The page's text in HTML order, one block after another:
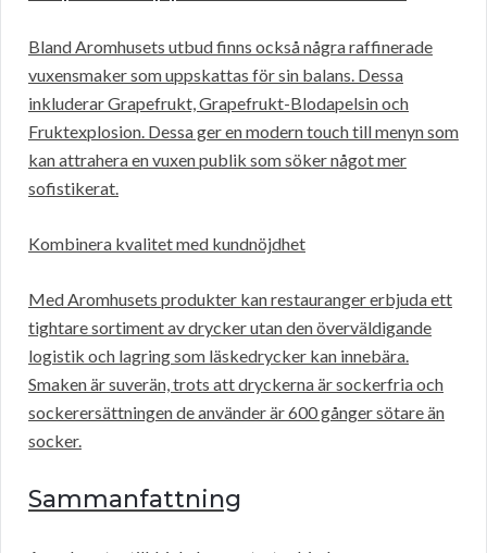
Bland Aromhusets utbud finns också några raffinerade
vuxensmaker som uppskattas för sin balans. Dessa
inkluderar Grapefrukt, Grapefrukt-Blodapelsin och
Fruktexplosion. Dessa ger en modern touch till menyn som
kan attrahera en vuxen publik som söker något mer
sofistikerat.
Kombinera kvalitet med kundnöjdhet
Med Aromhusets produkter kan restauranger erbjuda ett
tightare sortiment av drycker utan den överväldigande
logistik och lagring som läskedrycker kan innebära.
Smaken är suverän, trots att dryckerna är sockerfria och
sockerersättningen de använder är 600 gånger sötare än
socker.
Sammanfattning